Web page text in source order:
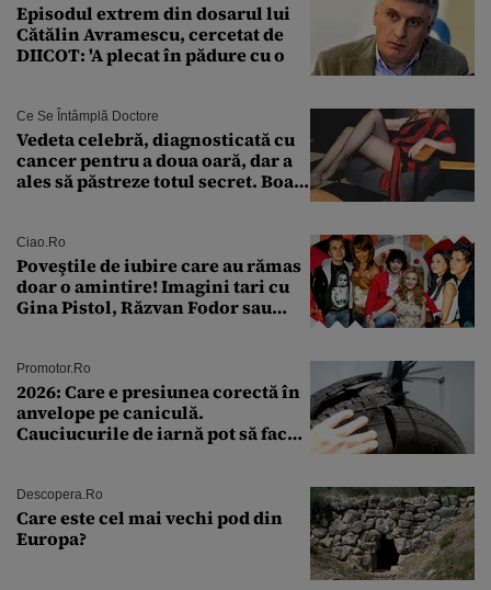
Episodul extrem din dosarul lui
Cătălin Avramescu, cercetat de
DIICOT: 'A plecat în pădure cu o
Ce Se Întâmplă Doctore
Vedeta celebră, diagnosticată cu
cancer pentru a doua oară, dar a
ales să păstreze totul secret. Boala
Ciao.ro
Poveştile de iubire care au rămas
doar o amintire! Imagini tari cu
Gina Pistol, Răzvan Fodor sau
Promotor.ro
2026: Care e presiunea corectă în
anvelope pe caniculă.
Cauciucurile de iarnă pot să facă
Descopera.ro
Care este cel mai vechi pod din
Europa?